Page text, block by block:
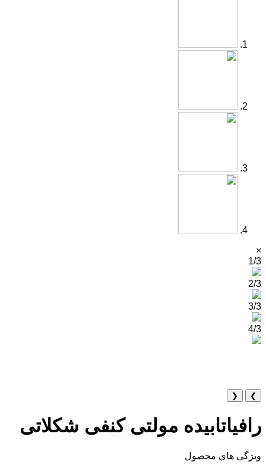
×
1/3
2/3
3/3
4/3
❯
❮
رافیاتابیده مولتی کنفی شکلاتی
ویژگی های محصول